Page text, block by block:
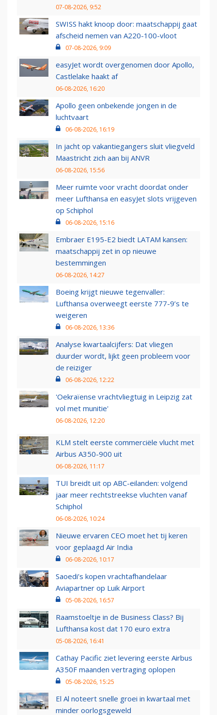
07-08-2026, 9:52
SWISS hakt knoop door: maatschappij gaat
afscheid nemen van A220-100-vloot
07-08-2026, 9:09
easyJet wordt overgenomen door Apollo,
Castlelake haakt af
06-08-2026, 16:20
Apollo geen onbekende jongen in de
luchtvaart
06-08-2026, 16:19
In jacht op vakantiegangers sluit vliegveld
Maastricht zich aan bij ANVR
06-08-2026, 15:56
Meer ruimte voor vracht doordat onder
meer Lufthansa en easyJet slots vrijgeven
op Schiphol
06-08-2026, 15:16
Embraer E195-E2 biedt LATAM kansen:
maatschappij zet in op nieuwe
bestemmingen
06-08-2026, 14:27
Boeing krijgt nieuwe tegenvaller:
Lufthansa overweegt eerste 777-9’s te
weigeren
06-08-2026, 13:36
Analyse kwartaalcijfers: Dat vliegen
duurder wordt, lijkt geen probleem voor
de reiziger
06-08-2026, 12:22
'Oekraïense vrachtvliegtuig in Leipzig zat
vol met munitie'
06-08-2026, 12:20
KLM stelt eerste commerciële vlucht met
Airbus A350-900 uit
06-08-2026, 11:17
TUI breidt uit op ABC-eilanden: volgend
jaar meer rechtstreekse vluchten vanaf
Schiphol
06-08-2026, 10:24
Nieuwe ervaren CEO moet het tij keren
voor geplaagd Air India
06-08-2026, 10:17
Saoedi’s kopen vrachtafhandelaar
Aviapartner op Luik Airport
05-08-2026, 16:57
Raamstoeltje in de Business Class? Bij
Lufthansa kost dat 170 euro extra
05-08-2026, 16:41
Cathay Pacific ziet levering eerste Airbus
A350F maanden vertraging oplopen
05-08-2026, 15:25
El Al noteert snelle groei in kwartaal met
minder oorlogsgeweld